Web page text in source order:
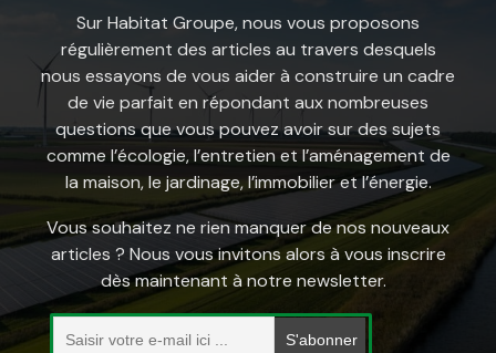
Sur Habitat Groupe, nous vous proposons
régulièrement des articles au travers desquels
nous essayons de vous aider à construire un cadre
de vie parfait en répondant aux nombreuses
questions que vous pouvez avoir sur des sujets
comme l’écologie, l’entretien et l’aménagement de
la maison, le jardinage, l’immobilier et l’énergie.
Vous souhaitez ne rien manquer de nos nouveaux
articles ? Nous vous invitons alors à vous inscrire
dès maintenant à notre newsletter.